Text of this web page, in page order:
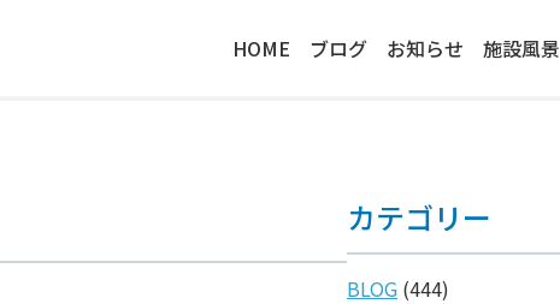
HOME ブログ お知らせ 施設風景
カテゴリー
BLOG (444)